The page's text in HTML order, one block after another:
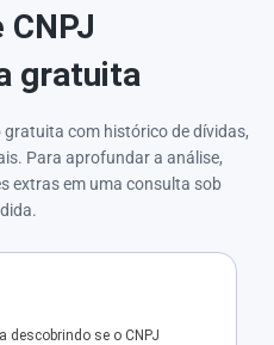
gratuita
gratuita com histórico de dívidas,
Para aprofundar a análise,
extras em uma consulta sob
descobrindo se o CNPJ